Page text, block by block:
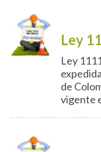
Ley
Ley
de
vigente